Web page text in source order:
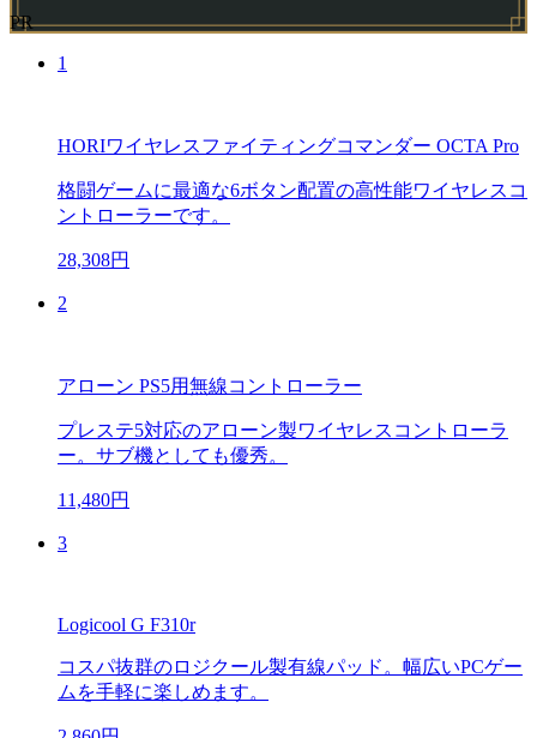
PR
1
HORIワイヤレスファイティングコマンダー OCTA Pro
格闘ゲームに最適な6ボタン配置の高性能ワイヤレスコ
ントローラーです。
28,308円
2
アローン PS5用無線コントローラー
プレステ5対応のアローン製ワイヤレスコントローラ
ー。サブ機としても優秀。
11,480円
3
Logicool G F310r
コスパ抜群のロジクール製有線パッド。幅広いPCゲー
ムを手軽に楽しめます。